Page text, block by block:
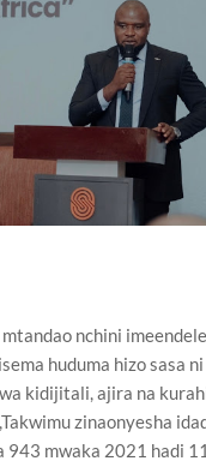
nchini
huduma hizo sasa
kidijitali, ajira na
zinaonyesha
943 mwaka 2021 hadi